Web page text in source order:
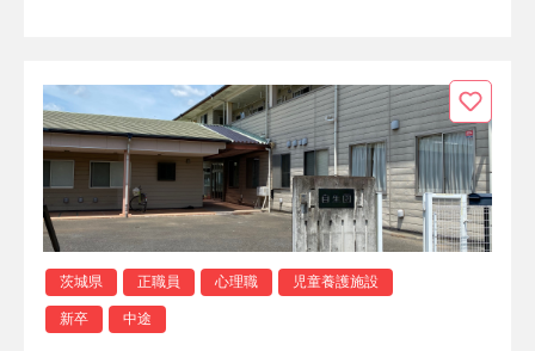
茨城県 正職員 心理職 児童養護施設
新卒 中途